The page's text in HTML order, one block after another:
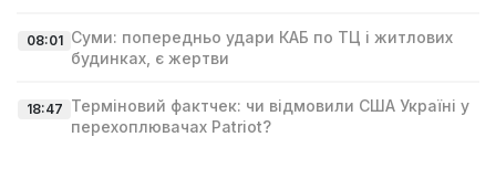
08:01 Суми: попередньо удари КАБ по ТЦ і житлових
будинках, є жертви
18:47 Терміновий фактчек: чи відмовили США Україні у
перехоплювачах Patriot?